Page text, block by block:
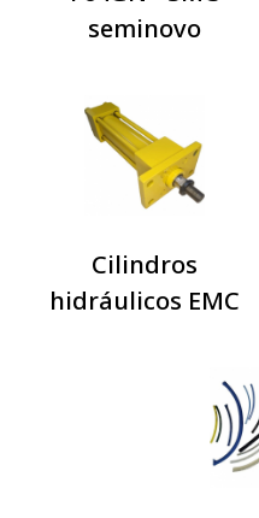
seminovo
Cilindros
hidráulicos EMC